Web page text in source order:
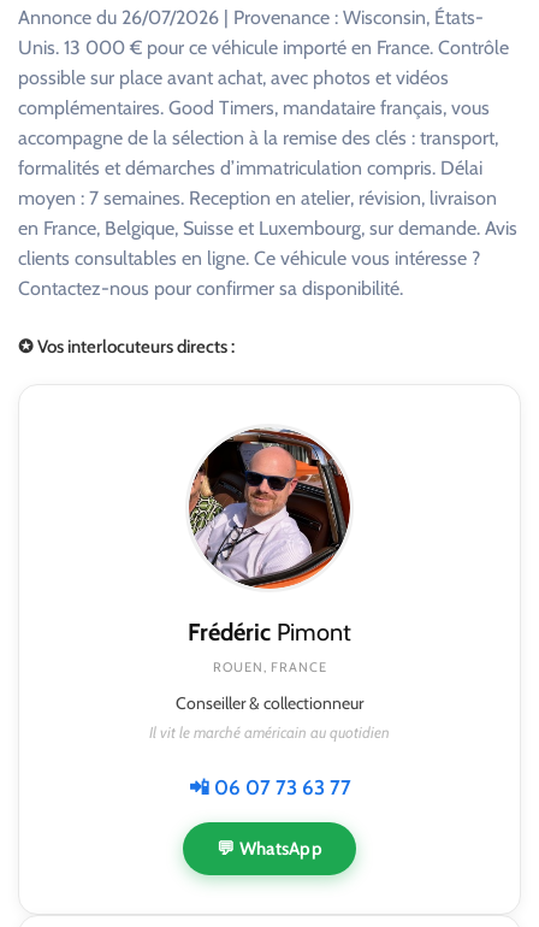
Annonce du 26/07/2026 | Provenance : Wisconsin, États-
Unis. 13 000 € pour ce véhicule importé en France. Contrôle
possible sur place avant achat, avec photos et vidéos
complémentaires. Good Timers, mandataire français, vous
accompagne de la sélection à la remise des clés : transport,
formalités et démarches d’immatriculation compris. Délai
moyen : 7 semaines. Reception en atelier, révision, livraison
en France, Belgique, Suisse et Luxembourg, sur demande. Avis
clients consultables en ligne. Ce véhicule vous intéresse ?
Contactez-nous pour confirmer sa disponibilité.
✪ Vos interlocuteurs directs :
Frédéric Pimont
ROUEN, FRANCE
Conseiller & collectionneur
Il vit le marché américain au quotidien
📲 06 07 73 63 77
💬 WhatsApp